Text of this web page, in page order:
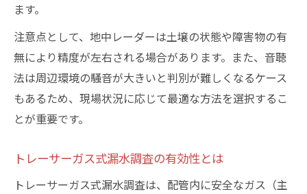
ます。
注意点として、地中レーダーは土壌の状態や障害物の有
無により精度が左右される場合があります。また、音聴
法は周辺環境の騒音が大きいと判別が難しくなるケース
もあるため、現場状況に応じて最適な方法を選択するこ
とが重要です。
トレーサーガス式漏水調査の有効性とは
トレーサーガス式漏水調査は、配管内に安全なガス（主